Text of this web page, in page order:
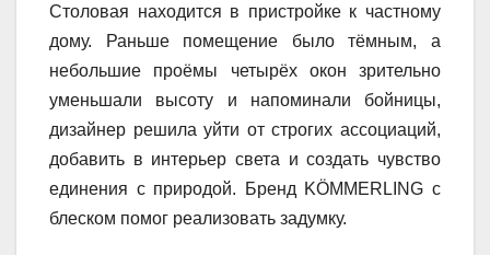
Столовая находится в пристройке к частному
дому. Раньше помещение было тёмным, а
небольшие проёмы четырёх окон зрительно
уменьшали высоту и напоминали бойницы,
дизайнер решила уйти от строгих ассоциаций,
добавить в интерьер света и создать чувство
единения с природой. Бренд KÖMMERLING с
блеском помог реализовать задумку.